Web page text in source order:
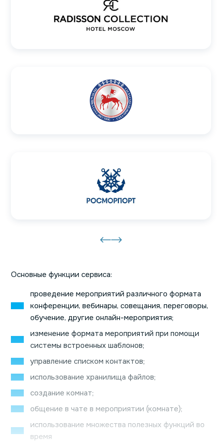
Основные функции сервиса:
проведение мероприятий различного формата
конференции, вебинары, совещания, переговоры,
обучение, другие онлайн-мероприятия;
изменение формата мероприятий при помощи
системы встроенных шаблонов;
управление списком контактов;
использование хранилища файлов;
создание комнат;
общение в чате в мероприятии (комнате);
использование множества полезных функций во
время